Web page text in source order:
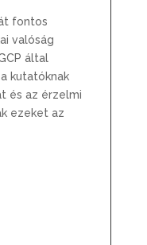
fontos
valóság
által
kutatóknak
és az érzelmi
ezeket az